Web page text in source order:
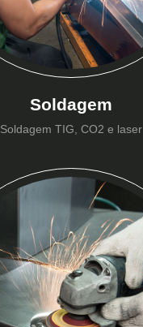
Soldagem
Soldagem TIG, CO2 e laser